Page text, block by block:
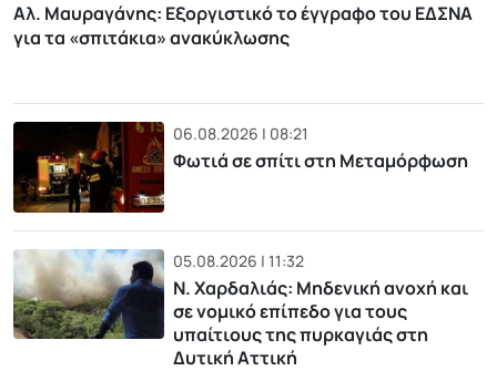
Αλ. Μαυραγάνης: Εξοργιστικό το έγγραφο του ΕΔΣΝΑ
για τα «σπιτάκια» ανακύκλωσης
06.08.2026 | 08:21
Φωτιά σε σπίτι στη Μεταμόρφωση
05.08.2026 | 11:32
Ν. Χαρδαλιάς: Μηδενική ανοχή και
σε νομικό επίπεδο για τους
υπαίτιους της πυρκαγιάς στη
Δυτική Αττική